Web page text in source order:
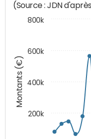
Montants (€)
(Source : JDN
200k
400k
600k
800k